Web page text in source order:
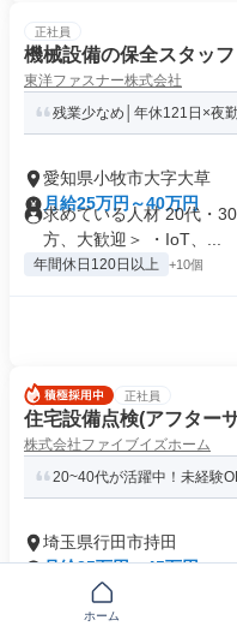
正社員
機械設備の保全スタッフ
東洋ファスナー株式会社
残業少なめ│年休121日×夜
愛知県小牧市大字大草
月給25万円～40万円
求めている人材 20代・
方、大歓迎＞ ・IoT、...
年間休日120日以上 +10個
正社員
住宅設備点検(アフター
株式会社ファイブイズホーム
20~40代が活躍中！未経験
埼玉県行田市持田
月給25万円～45万円
求める人材: 建築・設備
方、 または人と話すの
ホーム